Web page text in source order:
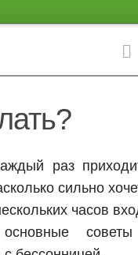
раз
сильно
часов